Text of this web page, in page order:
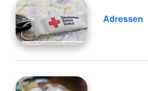
Adressen